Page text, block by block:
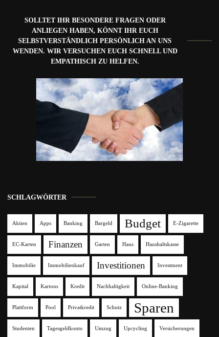
SOLLTET IHR BESONDERE FRAGEN ODER
ANLIEGEN HABEN, KÖNNT IHR EUCH
SELBSTVERSTÄNDLICH PERSÖNLICH AN UNS
WENDEN. WIR VERSUCHEN EUCH SCHNELL UND
EMPATHISCH ZU HELFEN.
SCHLAGWÖRTER
Aktien Apps Banking Bargeld Budget E-Zigarette
EC-Karten Finanzen Garten Haus Haushaltskasse
Immobilie Immobilienkauf Investitionen Investment
Kapital Kartons Kredit Nachhaltigkeit Online-Banking
Plattform Pool Privatkredit Schutz Sparen
Studenten Tagesgeldkonto Umzug Upcycling Versicherungen